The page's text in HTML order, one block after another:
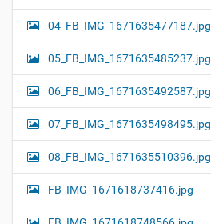
04_FB_IMG_1671635477187.jpg
05_FB_IMG_1671635485237.jpg
06_FB_IMG_1671635492587.jpg
07_FB_IMG_1671635498495.jpg
08_FB_IMG_1671635510396.jpg
FB_IMG_1671618737416.jpg